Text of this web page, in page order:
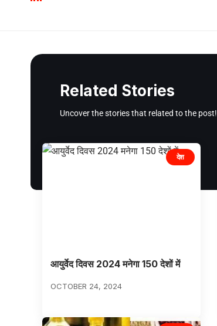
Related Stories
Uncover the stories that related to the post!
देश
आयुर्वेद दिवस 2024 मनेगा 150 देशों में
OCTOBER 24, 2024